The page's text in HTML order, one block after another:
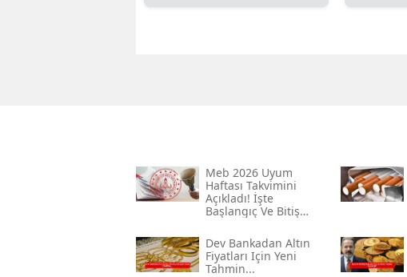
Meb 2026 Uyum
Haftası Takvimini
Açıkladı! İşte
Başlangıç Ve Bitiş
Dev Bankadan Altın
Fiyatları Için Yeni
Tahmin...